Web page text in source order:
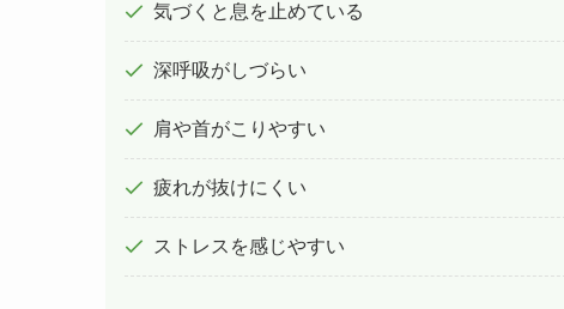
気づくと息を止めている
深呼吸がしづらい
肩や首がこりやすい
疲れが抜けにくい
ストレスを感じやすい